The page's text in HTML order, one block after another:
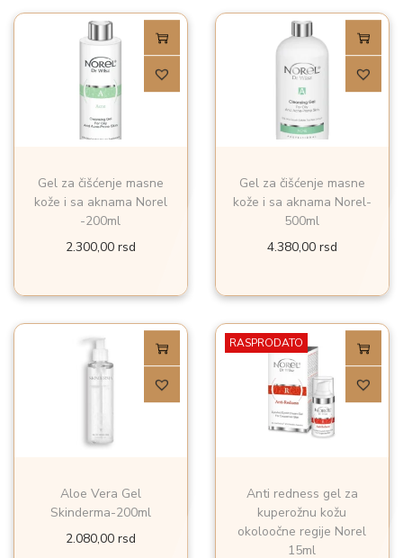
Gel za čišćenje masne
kože i sa aknama Norel
-200ml
2.300,00 rsd
Gel za čišćenje masne
kože i sa aknama Norel-
500ml
4.380,00 rsd
Aloe Vera Gel
Skinderma-200ml
2.080,00 rsd
RASPRODATO
Anti redness gel za
kuperožnu kožu
okoloočne regije Norel
15ml